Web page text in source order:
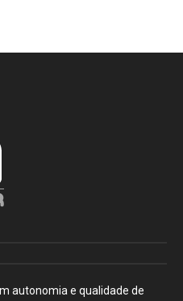
autonomia e qualidade de